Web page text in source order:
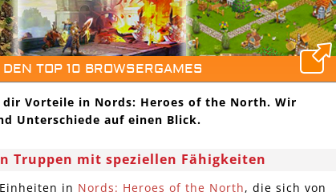
DEN TOP 10 BROWSERGAMES
Vorteile in Nords: Heroes of the North. Wir
Unterschiede auf einen Blick.
Truppen mit speziellen Fähigkeiten
in Nords: Heroes of the North, die sich von